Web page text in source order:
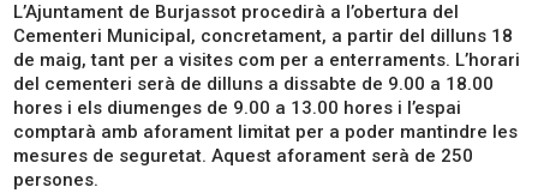
L’Ajuntament de Burjassot procedirà a l’obertura del
Cementeri Municipal, concretament, a partir del dilluns 18
de maig, tant per a visites com per a enterraments. L’horari
del cementeri serà de dilluns a dissabte de 9.00 a 18.00
hores i els diumenges ‪de 9.00 a 13.00‬ hores i l’espai
comptarà amb aforament limitat per a poder mantindre les
mesures de seguretat. Aquest aforament serà de 250
persones.